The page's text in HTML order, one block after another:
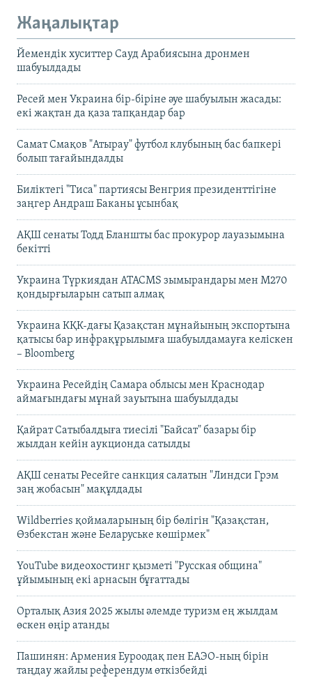
Жаңалықтар
Йемендік хуситтер Сауд Арабиясына дронмен
шабуылдады
Ресей мен Украина бір-біріне әуе шабуылын жасады:
екі жақтан да қаза тапқандар бар
Самат Смақов "Атырау" футбол клубының бас бапкері
болып тағайындалды
Биліктегі "Тиса" партиясы Венгрия президенттігіне
заңгер Андраш Баканы ұсынбақ
АҚШ сенаты Тодд Бланшты бас прокурор лауазымына
бекітті
Украина Түркиядан ATACMS зымырандары мен M270
қондырғыларын сатып алмақ
Украина КҚК-дағы Қазақстан мұнайының экспортына
қатысы бар инфрақұрылымға шабуылдамауға келіскен
– Bloomberg
Украина Ресейдің Самара облысы мен Краснодар
аймағындағы мұнай зауытына шабуылдады
Қайрат Сатыбалдыға тиесілі "Байсат" базары бір
жылдан кейін аукционда сатылды
АҚШ сенаты Ресейге санкция салатын "Линдси Грэм
заң жобасын" мақұлдады
Wildberries қоймаларының бір бөлігін "Қазақстан,
Өзбекстан және Беларуське көшірмек"
YouTube видеохостинг қызметі "Русская община"
ұйымының екі арнасын бұғаттады
Орталық Азия 2025 жылы әлемде туризм ең жылдам
өскен өңір атанды
Пашинян: Армения Еуроодақ пен ЕАЭО-ның бірін
таңдау жайлы референдум өткізбейді